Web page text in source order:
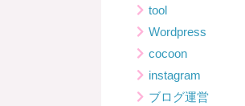
tool
Wordpress
cocoon
instagram
ブログ運営